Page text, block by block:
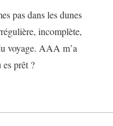
pas dans les dunes
incomplète,
voyage. AAA m’a
prêt ?